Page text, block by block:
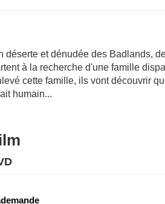
déserte et dénudée des Badlands,
à la recherche d'une famille
cette famille, ils vont découvrir
humain...